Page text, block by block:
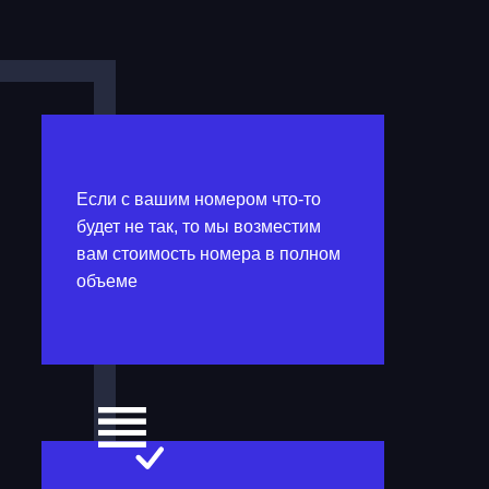
Если с вашим номером что-то
будет не так, то мы возместим
вам стоимость номера в полном
объеме